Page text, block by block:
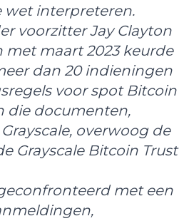
wet interpreteren.
voorzitter Jay Clayton
met maart 2023 keurde
dan 20 indieningen
voor spot Bitcoin
die documenten,
overwoog de
Grayscale Bitcoin Trust
met een